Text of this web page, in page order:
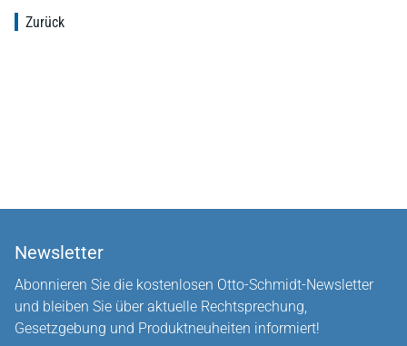
Zurück
Newsletter
Abonnieren Sie die kostenlosen Otto-Schmidt-Newsletter
und bleiben Sie über aktuelle Rechtsprechung,
Gesetzgebung und Produktneuheiten informiert!